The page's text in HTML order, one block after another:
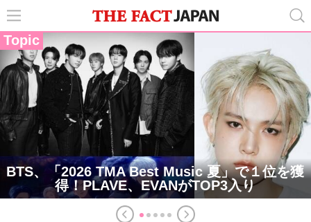
Topic
BTS、「2026 TMA Best Music 夏」で１位を獲
得！PLAVE、EVANがTOP3入り